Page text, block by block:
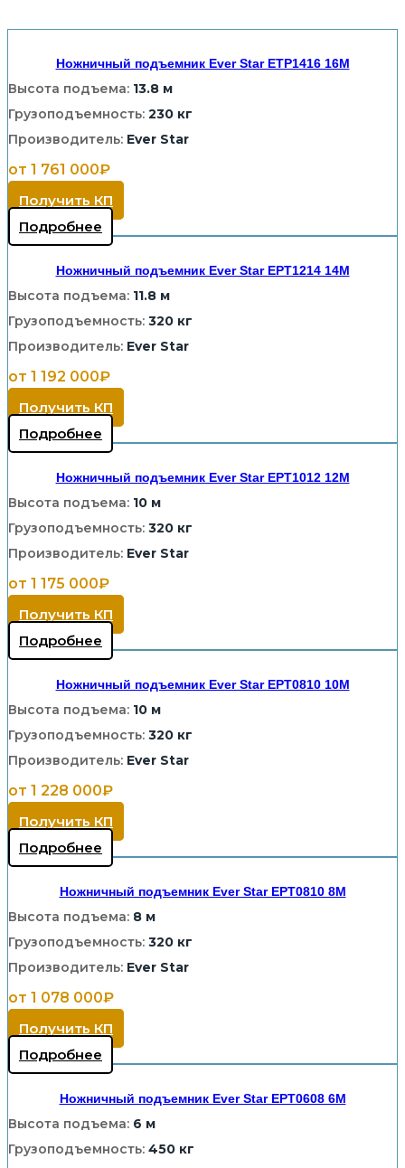
Ножничный подъемник Ever Star ETP1416 16M
Высота подъема: 13.8 м
Грузоподъемность: 230 кг
Производитель: Ever Star
от 1 761 000₽
Получить КП
Подробнее
Ножничный подъемник Ever Star EPT1214 14M
Высота подъема: 11.8 м
Грузоподъемность: 320 кг
Производитель: Ever Star
от 1 192 000₽
Получить КП
Подробнее
Ножничный подъемник Ever Star EPT1012 12M
Высота подъема: 10 м
Грузоподъемность: 320 кг
Производитель: Ever Star
от 1 175 000₽
Получить КП
Подробнее
Ножничный подъемник Ever Star EPT0810 10M
Высота подъема: 10 м
Грузоподъемность: 320 кг
Производитель: Ever Star
от 1 228 000₽
Получить КП
Подробнее
Ножничный подъемник Ever Star EPT0810 8M
Высота подъема: 8 м
Грузоподъемность: 320 кг
Производитель: Ever Star
от 1 078 000₽
Получить КП
Подробнее
Ножничный подъемник Ever Star EPT0608 6M
Высота подъема: 6 м
Грузоподъемность: 450 кг